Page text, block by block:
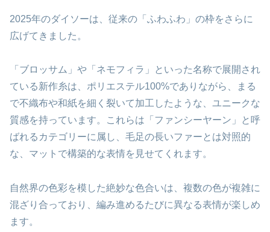
2025年のダイソーは、従来の「ふわふわ」の枠をさらに
広げてきました。
「ブロッサム」や「ネモフィラ」といった名称で展開され
ている新作糸は、ポリエステル100%でありながら、まる
で不織布や和紙を細く裂いて加工したような、ユニークな
質感を持っています。これらは「ファンシーヤーン」と呼
ばれるカテゴリーに属し、毛足の長いファーとは対照的
な、マットで構築的な表情を見せてくれます。
自然界の色彩を模した絶妙な色合いは、複数の色が複雑に
混ざり合っており、編み進めるたびに異なる表情が楽しめ
ます。